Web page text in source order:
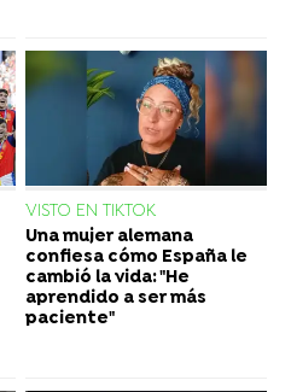
VISTO EN TIKTOK
Una mujer alemana
confiesa cómo España le
cambió la vida: "He
aprendido a ser más
paciente"